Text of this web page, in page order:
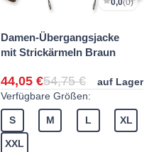
Damen-Übergangsjacke
mit Strickärmeln Braun
44,05 €54,75 €
auf Lager
Verfügbare Größen:
S M L XL
XXL